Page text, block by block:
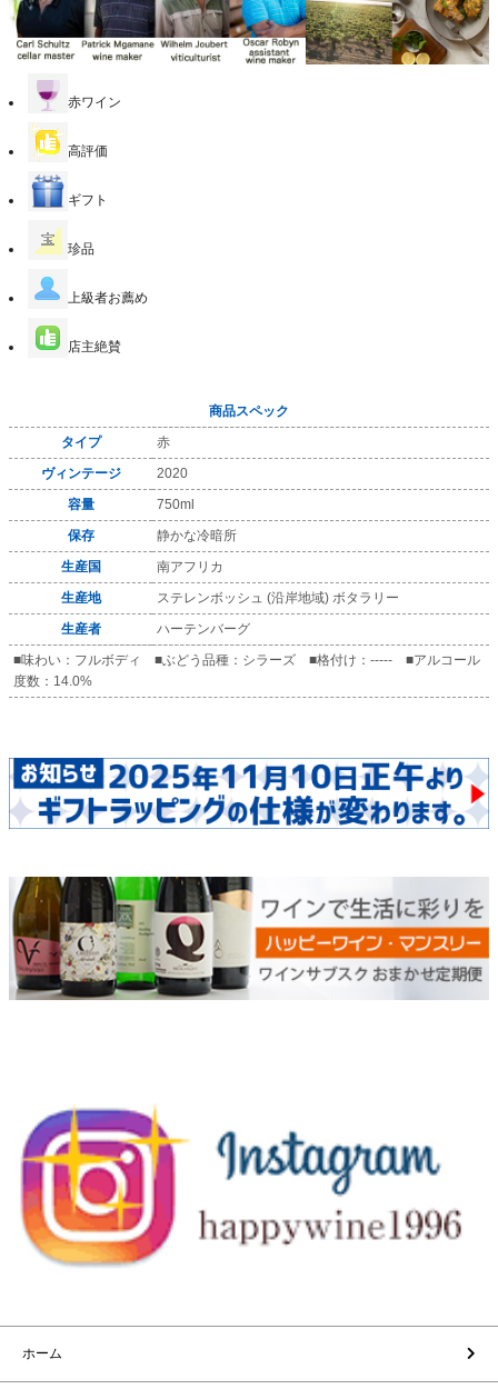
赤ワイン
高評価
ギフト
珍品
上級者お薦め
店主絶賛
商品スペック
タイプ
赤
ヴィンテージ
2020
容量
750ml
保存
静かな冷暗所
生産国
南アフリカ
生産地
ステレンボッシュ (沿岸地域) ボタラリー
生産者
ハーテンバーグ
■味わい：フルボディ ■ぶどう品種：シラーズ ■格付け：----- ■アルコール
度数：14.0%
ホーム